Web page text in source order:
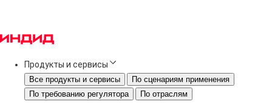
Продукты и сервисы
Все продукты и сервисы
По сценариям применения
По требованию регулятора
По отраслям